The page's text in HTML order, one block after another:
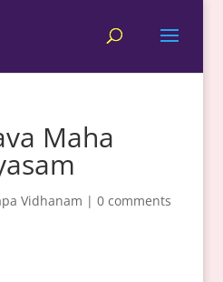
Maha
Vidhanam | 0 comments